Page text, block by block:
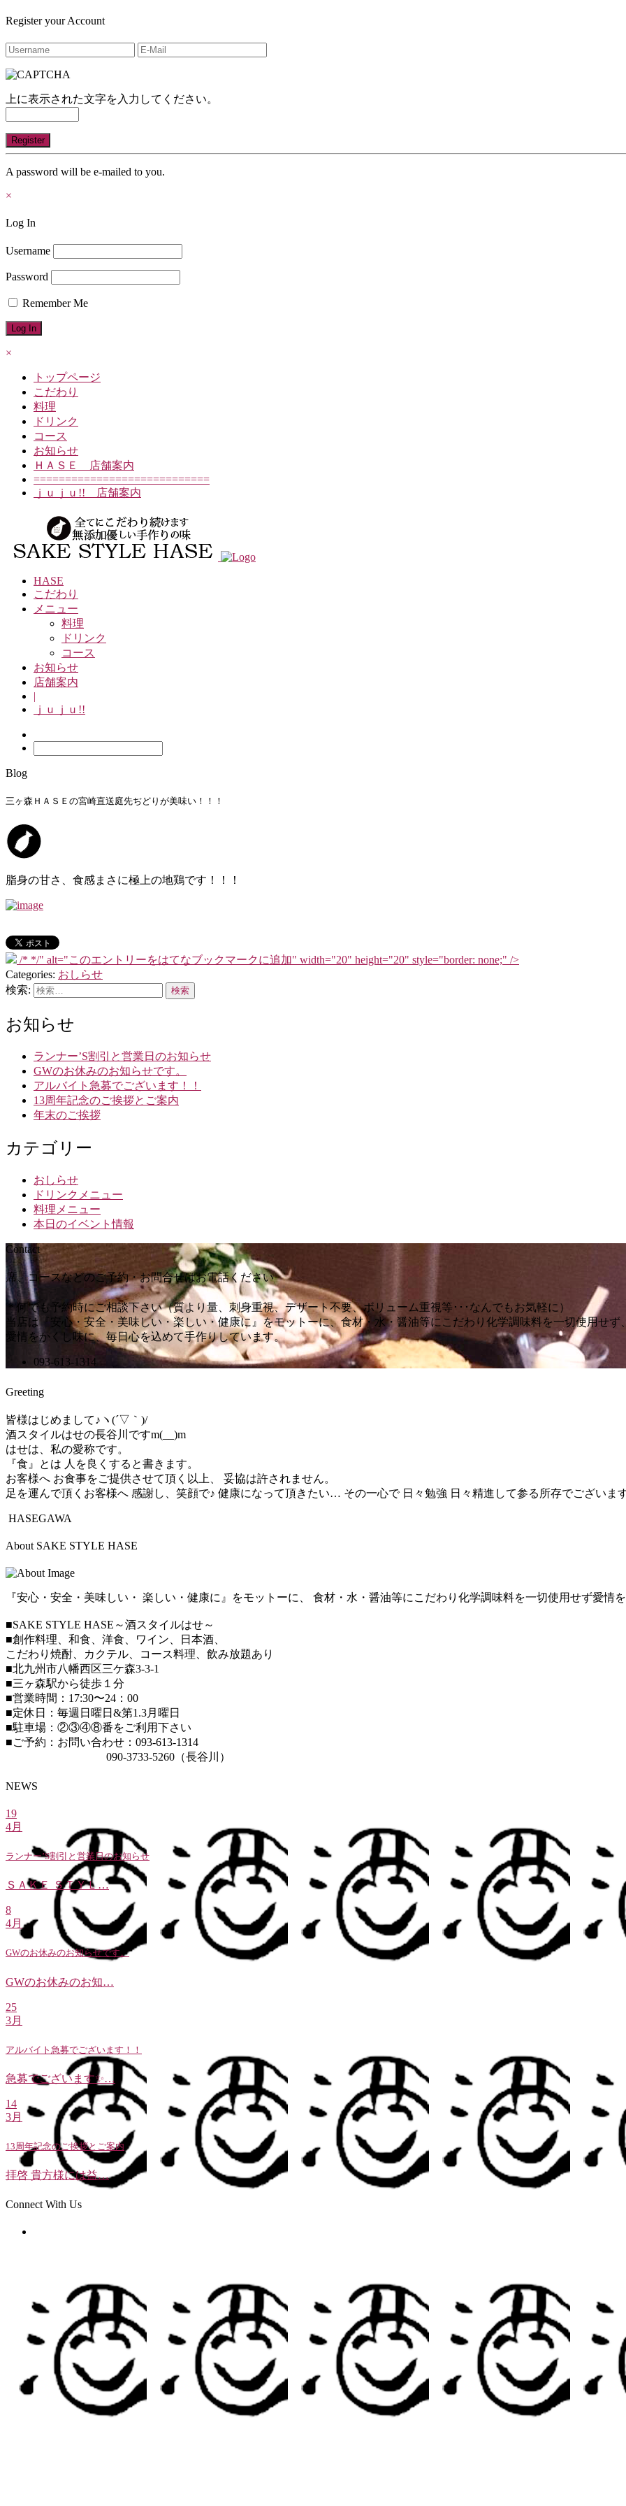
Register your Account
上に表示された文字を入力してください。
A password will be e-mailed to you.
×
Log In
Username
Password
Remember Me
×
トップページ
こだわり
料理
ドリンク
コース
お知らせ
ＨＡＳＥ 店舗案内
============================
ｊｕｊｕ!! 店舗案内
HASE
こだわり
メニュー
料理
ドリンク
コース
お知らせ
店舗案内
|
ｊｕｊｕ!!
Blog
三ヶ森ＨＡＳＥの宮崎直送庭先ぢどりが美味い！！！
脂身の甘さ、食感まさに極上の地鶏です！！！
/* */" alt="このエントリーをはてなブックマークに追加" width="20" height="20" style="border: none;" />
Categories: おしらせ
検索:
お知らせ
ランナー’S割引と営業日のお知らせ
GWのお休みのお知らせです。
アルバイト急募でございます！！
13周年記念のご挨拶とご案内
年末のご挨拶
カテゴリー
おしらせ
ドリンクメニュー
料理メニュー
本日のイベント情報
Contact
席、コースなどのご予約・お問合せはお電話ください
＊何でも予約時にご相談下さい（質より量、刺身重視、デザート不要、ボリューム重視等･･･なんでもお気軽に）
当店は『安心・安全・美味しい・楽しい・健康に』をモットーに、食材・水・醤油等にこだわり化学調味料を一切使用せず
愛情をかくし味に、毎日心を込めて手作りしています。
093-613-1314
Greeting
皆様はじめまして♪ヽ(´▽｀)/
酒スタイルはせの長谷川ですm(__)m
はせは、私の愛称です。
『食』とは 人を良くすると書きます。
お客様へ お食事をご提供させて頂く以上、 妥協は許されません。
足を運んで頂くお客様へ 感謝し、笑顔で♪ 健康になって頂きたい… その一心で 日々勉強 日々精進して参る所存でございま
HASEGAWA
About SAKE STYLE HASE
『安心・安全・美味しい・ 楽しい・健康に』をモットーに、 食材・水・醤油等にこだわり化学調味料を一切使用せず愛情
■SAKE STYLE HASE～酒スタイルはせ～
■創作料理、和食、洋食、ワイン、日本酒、
こだわり焼酎、カクテル、コース料理、飲み放題あり
■北九州市八幡西区三ケ森3-3-1
■三ヶ森駅から徒歩１分
■営業時間：17:30〜24：00
■定休日：毎週日曜日&第1.3月曜日
■駐車場：②③④⑧番をご利用下さい
■ご予約：お問い合わせ：093-613-1314
090-3733-5260（長谷川）
NEWS
19
4月
ランナー’S割引と営業日のお知らせ
ＳＡＫＥ ＳＴＹＬ…
8
4月
GWのお休みのお知らせです。
GWのお休みのお知…
25
3月
アルバイト急募でございます！！
急募でございます✨…
14
3月
13周年記念のご挨拶とご案内
拝啓 貴方様には益…
Connect With Us